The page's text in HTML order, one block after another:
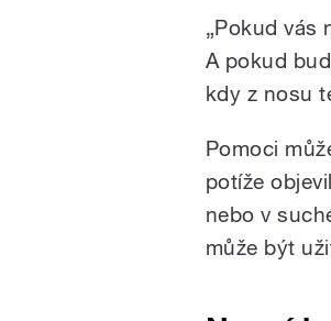
„Pokud vás
A pokud
kdy z nosu
Pomoci
potíže
nebo v
může být